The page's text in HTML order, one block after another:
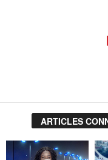
ARTICLES